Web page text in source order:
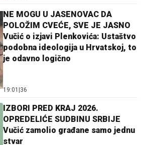
NE MOGU U JASENOVAC DA
POLOŽIM CVEĆE, SVE JE JASNO
Vučić o izjavi Plenkovića: Ustaštvo
podobna ideologija u Hrvatskoj, to
je odavno logično
19:01 36
IZBORI PRED KRAJ 2026.
OPREDELIĆE SUDBINU SRBIJE
Vučić zamolio građane samo jednu
stvar